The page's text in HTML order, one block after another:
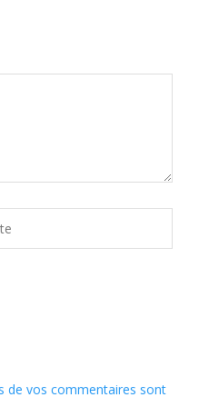
de vos commentaires sont